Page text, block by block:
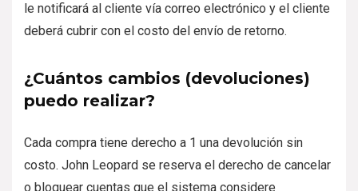
le notificará al cliente vía correo electrónico y el cliente
deberá cubrir con el costo del envío de retorno.
¿Cuántos cambios (devoluciones)
puedo realizar?
Cada compra tiene derecho a 1 una devolución sin
costo. John Leopard se reserva el derecho de cancelar
o bloquear cuentas que el sistema considere